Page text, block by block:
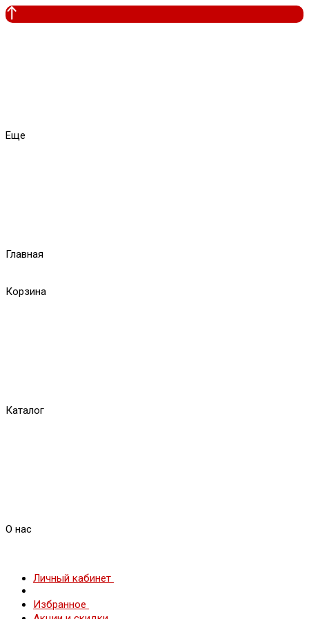
Еще
Главная
Корзина
Каталог
О нас
Личный кабинет
Избранное